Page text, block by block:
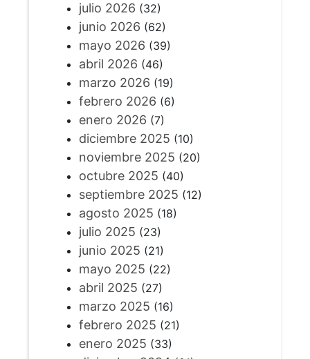
julio 2026 (32)
junio 2026 (62)
mayo 2026 (39)
abril 2026 (46)
marzo 2026 (19)
febrero 2026 (6)
enero 2026 (7)
diciembre 2025 (10)
noviembre 2025 (20)
octubre 2025 (40)
septiembre 2025 (12)
agosto 2025 (18)
julio 2025 (23)
junio 2025 (21)
mayo 2025 (22)
abril 2025 (27)
marzo 2025 (16)
febrero 2025 (21)
enero 2025 (33)